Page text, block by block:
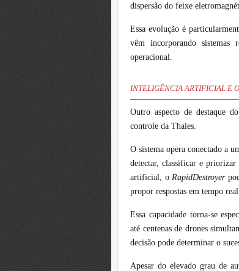
dispersão do feixe
Essa evolução é
vêm incorporando sistemas
operacional.
INTELIGÊNCIA ARTIFICIAL E
Outro aspecto de destaque do
controle da Thales.
O sistema opera conectado a
detectar, classificar e priorizar
artificial, o RapidDestroyer
propor respostas em tempo real.
Essa capacidade torna-se
até centenas de drones
decisão pode determinar o
Apesar do elevado grau de